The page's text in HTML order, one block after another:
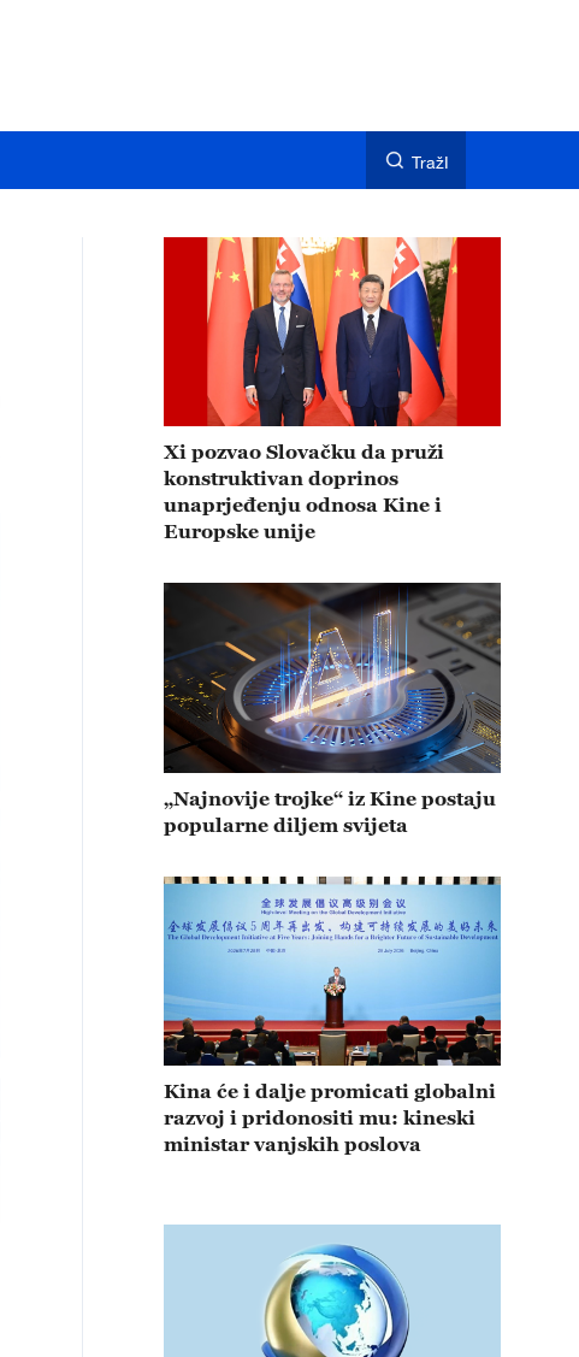
TražI
Xi pozvao Slovačku da pruži
konstruktivan doprinos
unaprjeđenju odnosa Kine i
Europske unije
„Najnovije trojke“ iz Kine postaju
popularne diljem svijeta
Kina će i dalje promicati globalni
razvoj i pridonositi mu: kineski
ministar vanjskih poslova